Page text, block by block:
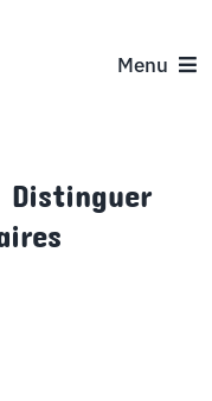
Menu
Distinguer